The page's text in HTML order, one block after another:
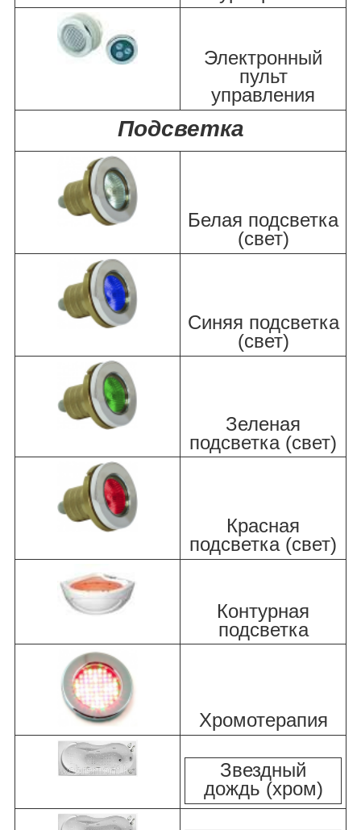
Электронный
пульт
управления
Подсветка
Белая подсветка
(свет)
Синяя подсветка
(свет)
Зеленая
подсветка (свет)
Красная
подсветка (свет)
Контурная
подсветка
Хромотерапия
Звездный
дождь (хром)